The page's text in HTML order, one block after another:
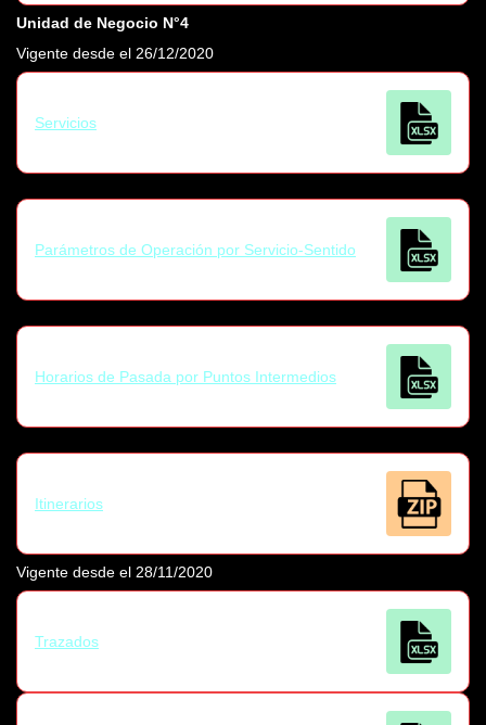
Unidad de Negocio N°4
Vigente desde el 26/12/2020
Servicios
Parámetros de Operación por Servicio-Sentido
Horarios de Pasada por Puntos Intermedios
Itinerarios
Vigente desde el 28/11/2020
Trazados